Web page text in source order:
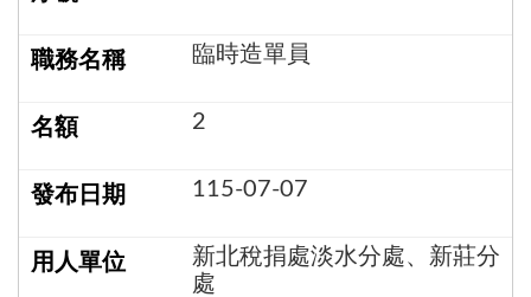
臨時造單員
2
115-07-07
新北稅捐處淡水分處、新莊分
處